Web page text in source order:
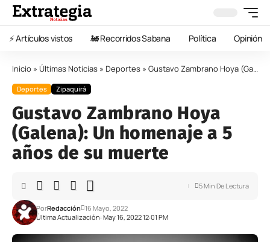
⚡️ Artículos vistos 🚂 Recorridos Sabana Política Opinión
Inicio » Últimas Noticias » Deportes » Gustavo Zambrano Hoya (Galena): Un homenaje a 5 años de su muerte
Deportes Zipaquirá
Gustavo Zambrano Hoya
(Galena): Un homenaje a 5
años de su muerte
Última Actualización: May 16, 2022 12:01 PM
PorRedacción 16 Mayo, 2022
5 Min De Lectura